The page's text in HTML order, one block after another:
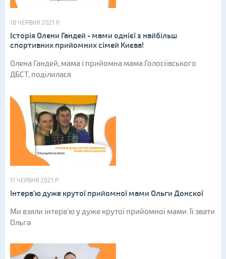
18 ЧЕРВНЯ 2021 Р.
Історія Олени Гандей - мами однієї з найбільш
спортивних прийомних сімей Києва!
Олена Гандей, мама і прийомна мама Голосіївського
ДБСТ, поділилася
11 ЧЕРВНЯ 2021 Р.
Інтерв’ю дуже крутої прийомної мами Ольги Донскої
Ми взяли інтерв'ю у дуже крутої прийомної мами. Її звати
Ольга